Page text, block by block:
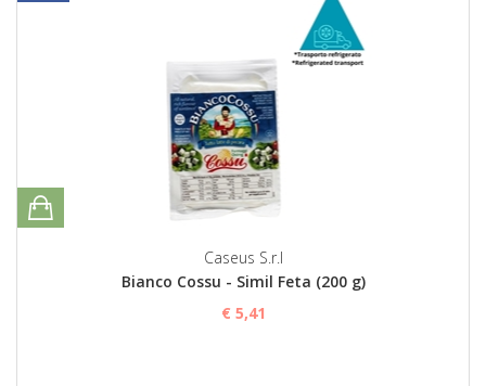
Caseus S.r.l
Bianco Cossu - Simil Feta (200 g)
€ 5,41